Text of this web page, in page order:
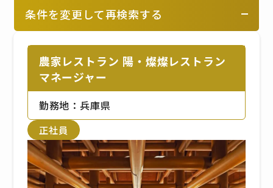
条件を変更して再検索する
農家レストラン 陽・燦燦レストラン
マネージャー
勤務地：兵庫県
正社員